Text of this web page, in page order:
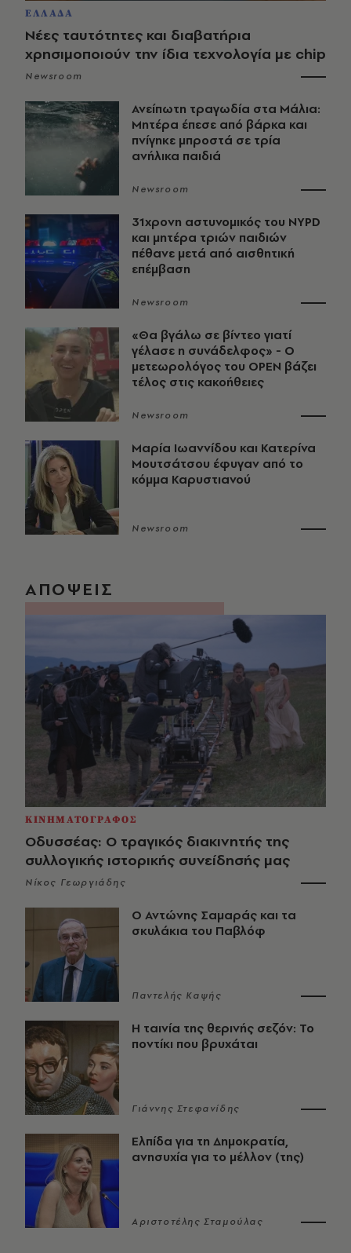
ΕΛΛΑΔΑ
Νέες ταυτότητες και διαβατήρια
χρησιμοποιούν την ίδια τεχνολογία με chip
Newsroom
Ανείπωτη τραγωδία στα Μάλια:
Μητέρα έπεσε από βάρκα και
πνίγηκε μπροστά σε τρία
ανήλικα παιδιά
Newsroom
31χρονη αστυνομικός του NYPD
και μητέρα τριών παιδιών
πέθανε μετά από αισθητική
επέμβαση
Newsroom
«Θα βγάλω σε βίντεο γιατί
γέλασε η συνάδελφος» - Ο
μετεωρολόγος του OPEN βάζει
τέλος στις κακοήθειες
Newsroom
Μαρία Ιωαννίδου και Κατερίνα
Μουτσάτσου έφυγαν από το
κόμμα Καρυστιανού
Newsroom
ΑΠΟΨΕΙΣ
ΚΙΝΗΜΑΤΟΓΡΑΦΟΣ
Οδυσσέας: Ο τραγικός διακινητής της
συλλογικής ιστορικής συνείδησής μας
Νίκος Γεωργιάδης
Ο Αντώνης Σαμαράς και τα
σκυλάκια του Παβλόφ
Παντελής Καψής
Η ταινία της θερινής σεζόν: Το
ποντίκι που βρυχάται
Γιάννης Στεφανίδης
Ελπίδα για τη Δημοκρατία,
ανησυχία για το μέλλον (της)
Αριστοτέλης Σταμούλας